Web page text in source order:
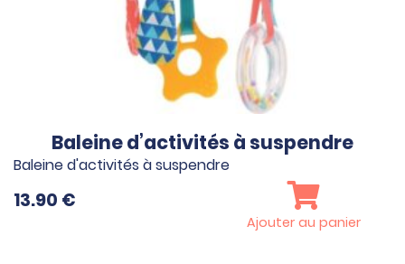
Baleine d’activités à suspendre
Baleine d'activités à suspendre
13.90 €
Ajouter au panier